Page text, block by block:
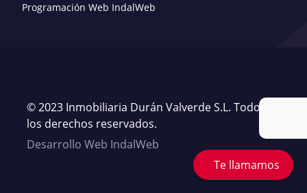
Programación Web IndalWeb
© 2023 Inmobiliaria Durán Valverde S.L. Todos
los derechos reservados.
Desarrollo Web IndalWeb
Te llamamos